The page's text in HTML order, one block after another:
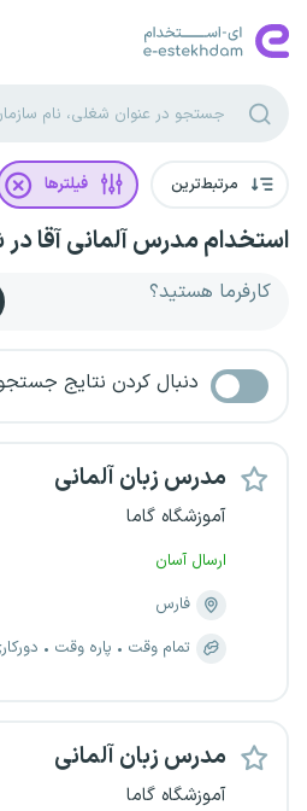
مرتبط‌ترین فیلترها
استخدام مدرس آلمانی آقا در
کارفرما هستید؟
دنبال کردن نتایج
مدرس زبان آلمانی
آموزشگاه گاما
ارسال آسان
فارس
تمام وقت
پاره وقت
مدرس زبان آلمانی
آموزشگاه گاما